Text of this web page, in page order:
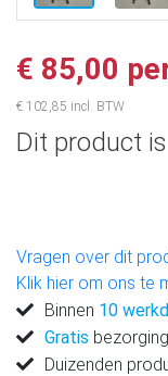
€ 85,00
€ 102,85 incl. BTW
Dit product
Vragen over dit
Klik hier om ons te
Binnen 10
Gratis
Duizenden